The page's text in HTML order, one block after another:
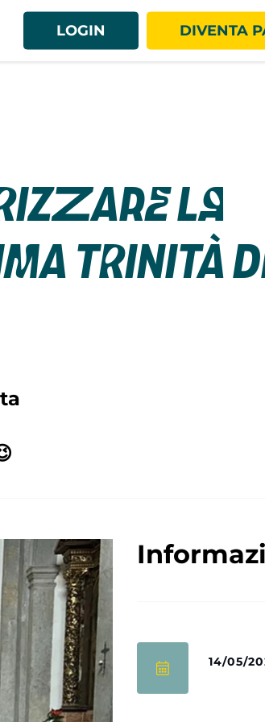
LOGIN DIVENTA
la
Trinità
14/05/